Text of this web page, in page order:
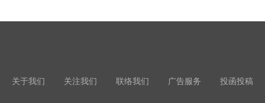
关于我们 关注我们 联络我们 广告服务 投函投稿